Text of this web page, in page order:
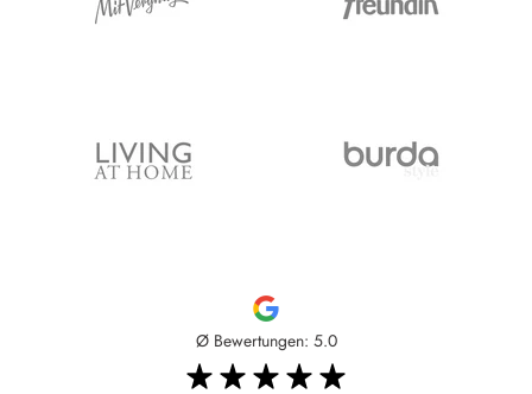
Ø Bewertungen: 5.0